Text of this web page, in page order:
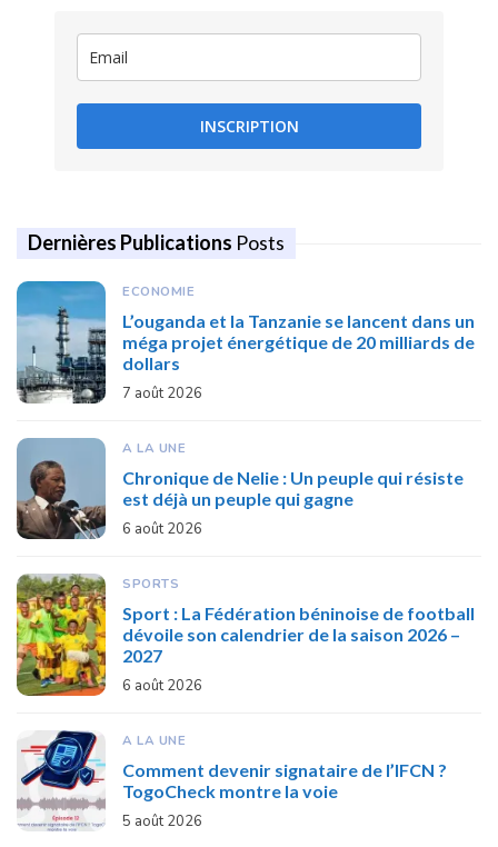
INSCRIPTION
Dernières Publications Posts
ECONOMIE
L’ouganda et la Tanzanie se lancent dans un
méga projet énergétique de 20 milliards de
dollars
7 août 2026
A LA UNE
Chronique de Nelie : Un peuple qui résiste
est déjà un peuple qui gagne
6 août 2026
SPORTS
Sport : La Fédération béninoise de football
dévoile son calendrier de la saison 2026 –
2027
6 août 2026
A LA UNE
Comment devenir signataire de l’IFCN ?
TogoCheck montre la voie
5 août 2026